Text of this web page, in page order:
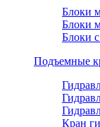
Блоки
Блоки
Блоки
Подъемные
Кран